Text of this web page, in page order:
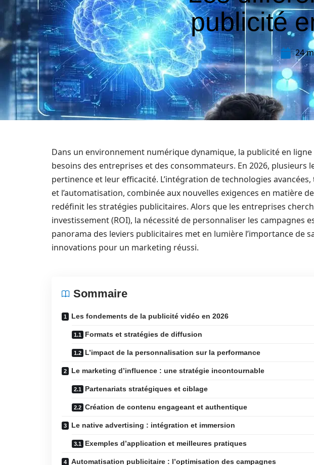
publicité
24
Dans un environnement numérique dynamique, la publicité en ligne
besoins des entreprises et des consommateurs. En 2026, plusieurs
pertinence et leur efficacité. L’intégration de technologies
et l’automatisation, combinée aux nouvelles exigences en matière
redéfinit les stratégies publicitaires. Alors que les entreprises
investissement (ROI), la nécessité de personnaliser les campagnes
panorama des leviers publicitaires met en lumière l’importance de
innovations pour un marketing réussi.
Sommaire
Les fondements de la publicité vidéo en 2026
Formats et stratégies de diffusion
L’impact de la personnalisation sur la performance
Le marketing d’influence : une stratégie incontournable
Partenariats stratégiques et ciblage
Création de contenu engageant et authentique
Le native advertising : intégration et immersion
Exemples d’application et meilleures pratiques
Automatisation publicitaire : l’optimisation des campagnes